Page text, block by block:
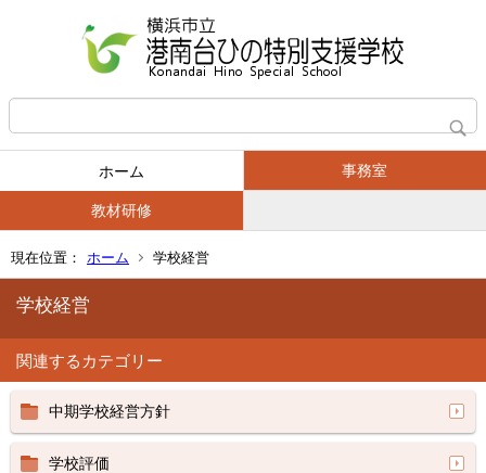
ホーム 事務室
教材研修
現在位置： ホーム 学校経営
学校経営
関連するカテゴリー
中期学校経営方針
学校評価